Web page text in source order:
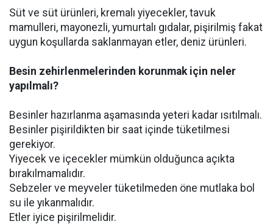
Süt ve süt ürünleri, kremalı yiyecekler, tavuk
mamulleri, mayonezli, yumurtalı gıdalar, pişirilmiş fakat
uygun koşullarda saklanmayan etler, deniz ürünleri.
Besin zehirlenmelerinden korunmak için neler
yapılmalı?
Besinler hazırlanma aşamasında yeteri kadar ısıtılmalı.
Besinler pişirildikten bir saat içinde tüketilmesi
gerekiyor.
Yiyecek ve içecekler mümkün olduğunca açıkta
bırakılmamalıdır.
Sebzeler ve meyveler tüketilmeden öne mutlaka bol
su ile yıkanmalıdır.
Etler iyice pişirilmelidir.